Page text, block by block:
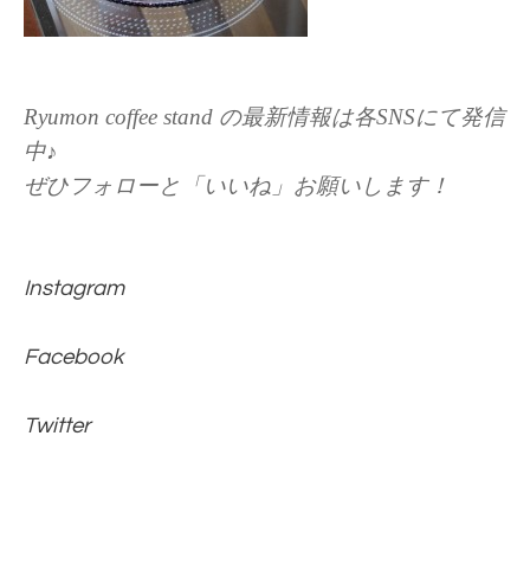
Ryumon coffee stand の最新情報は各SNSにて発信
中♪
ぜひフォローと「いいね」お願いします！
Instagram
Facebook
Twitter